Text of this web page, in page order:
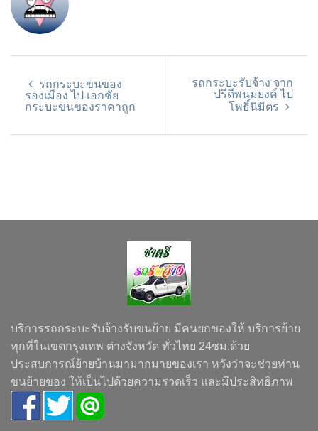
รถกระบะขนของ
รองเมือง ไป เอกชัย
กระบะขนของราคาถูก
รถกระบะรับจ้าง จาก
ปรีดีพนมยงค์ ไป
โพธิ์นิมิตร
บริการรถกระบะรับจ้างรับขนย้าย มีคนยกของให้ บริการย้าย
ทุกที่ในเขตกรุงเทพ ต่างจังหวัด ทั่วไทย 24ชม.ด้วย
ประสบการณ์ย้ายบ้านมามากมายของเรา หวังว่าจะช่วยท่าน
ขนย้ายของ ให้เป็นไปด้วยความรวดเร็ว และมีประสิทธิภาพ